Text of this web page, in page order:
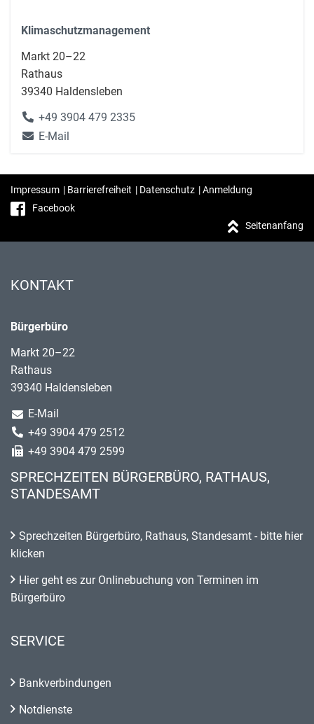
Klimaschutzmanagement
Markt 20–22
Rathaus
39340 Haldensleben
+49 3904 479 2335
E-Mail
Impressum | Barrierefreiheit | Datenschutz |Anmeldung
Facebook
Seitenanfang
KONTAKT
Bürgerbüro
Markt 20–22
Rathaus
39340 Haldensleben
E-Mail
+49 3904 479 2512
+49 3904 479 2599
SPRECHZEITEN BÜRGERBÜRO, RATHAUS,
STANDESAMT
Sprechzeiten Bürgerbüro, Rathaus, Standesamt - bitte hier
klicken
Hier geht es zur Onlinebuchung von Terminen im
Bürgerbüro
SERVICE
Bankverbindungen
Notdienste